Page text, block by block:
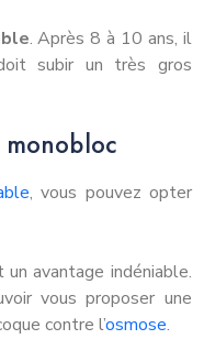
. Après 8 à 10 ans, il
subir un très gros
monobloc
, vous pouvez opter
avantage indéniable.
vous proposer une
contre l’osmose.